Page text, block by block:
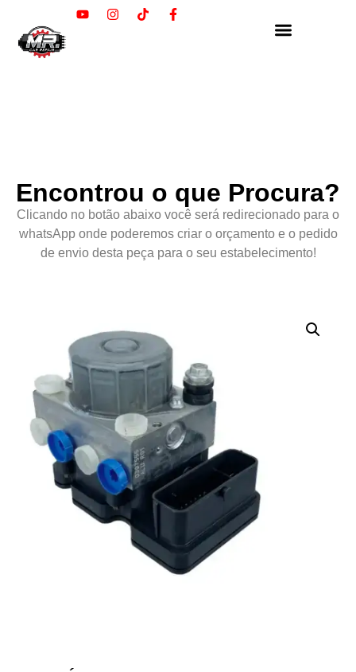
Encontrou o que Procura?
Clicando no botão abaixo você será redirecionado para o
whatsApp onde poderemos criar o orçamento e o pedido
de envio desta peça para o seu estabelecimento!